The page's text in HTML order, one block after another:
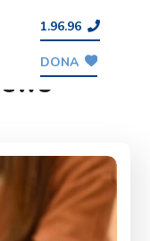
1.96.96
DONA